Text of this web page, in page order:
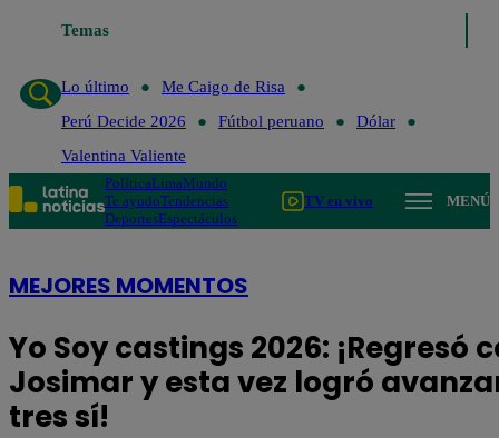
Temas
Lo último
Me Caigo de Risa
Perú Decide 2026
Fútbol peruano
Dólar
Valentina Valiente
PolíticaLimaMundo
Te ayudoTendencias
DeportesEspectáculos
TV en vivo MENÚ
MEJORES MOMENTOS
Yo Soy castings 2026: ¡Regresó
Josimar y esta vez logró
tres sí!